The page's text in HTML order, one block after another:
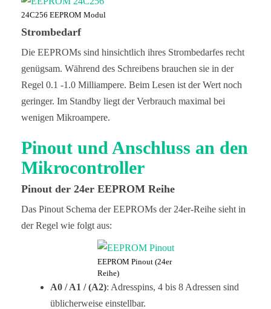
24C256 EEPROM Modul
Strombedarf
Die EEPROMs sind hinsichtlich ihres Strombedarfes recht
genügsam. Während des Schreibens brauchen sie in der
Regel 0.1 -1.0 Milliampere. Beim Lesen ist der Wert noch
geringer. Im Standby liegt der Verbrauch maximal bei
wenigen Mikroampere.
Pinout und Anschluss an den
Mikrocontroller
Pinout der 24er EEPROM Reihe
Das Pinout Schema der EEPROMs der 24er-Reihe sieht in
der Regel wie folgt aus:
EEPROM Pinout (24er
Reihe)
A0 / A1 / (A2): Adresspins, 4 bis 8 Adressen sind
üblicherweise einstellbar.